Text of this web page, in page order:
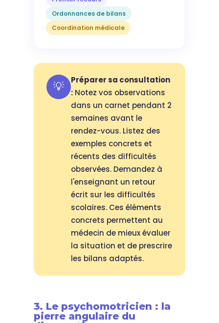
Ordonnances de bilans
Coordination médicale
💡
Préparer sa consultation
:Notez vos observations
dans un carnet pendant 2
semaines avant le
rendez-vous. Listez des
exemples concrets et
récents des difficultés
observées. Demandez à
l'enseignant un retour
écrit sur les difficultés
scolaires. Ces éléments
concrets permettent au
médecin de mieux évaluer
la situation et de prescrire
les bilans adaptés.
3. Le psychomotricien : la
pierre angulaire du